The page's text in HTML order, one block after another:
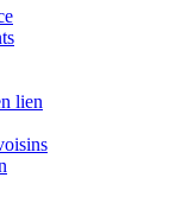
lien